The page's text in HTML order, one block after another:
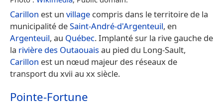
Carillon est un village compris dans le territoire de la
municipalité deSaint-André-d'Argenteuil, en
Argenteuil, au Québec. Implanté sur la rive gauche de
la rivière des Outaouaisau pied du Long-Sault,
Carillon est un nœud majeur des réseaux de
transport du xvii au xx siècle.
Pointe-Fortune